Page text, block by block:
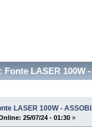
Fonte LASER 100W
LASER 100W -
25/07/24 - 01:30»